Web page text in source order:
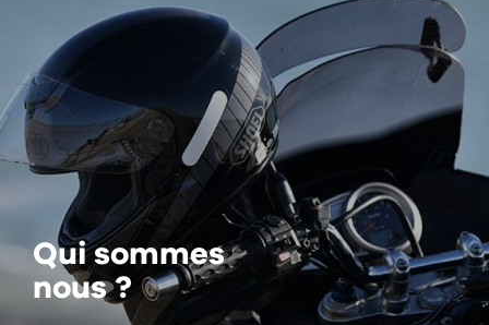
Qui sommes
nous ?